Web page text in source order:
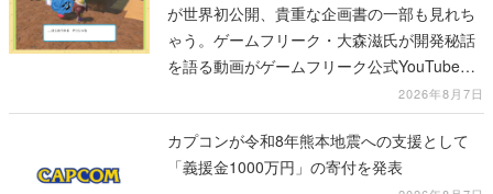
が世界初公開、貴重な企画書の一部も見れち
ゃう。ゲームフリーク・大森滋氏が開発秘話
を語る動画がゲームフリーク公式YouTubeで
2026年8月7日
カプコンが令和8年熊本地震への支援として
「義援金1000万円」の寄付を発表